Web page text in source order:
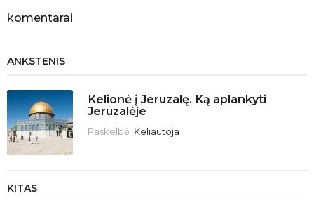
komentarai
ANKSTENIS
Kelionė į Jeruzalę. Ką aplankyti
Jeruzalėje
Paskelbė Keliautoja
KITAS